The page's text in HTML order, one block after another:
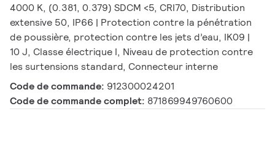
4000 K, (0.381, 0.379) SDCM <5, CRI70, Distribution
extensive 50, IP66 | Protection contre la pénétration
de poussière, protection contre les jets d’eau, IK09 |
10 J, Classe électrique I, Niveau de protection contre
les surtensions standard, Connecteur interne
Code de commande: 912300024201
Code de commande complet: 871869949760600